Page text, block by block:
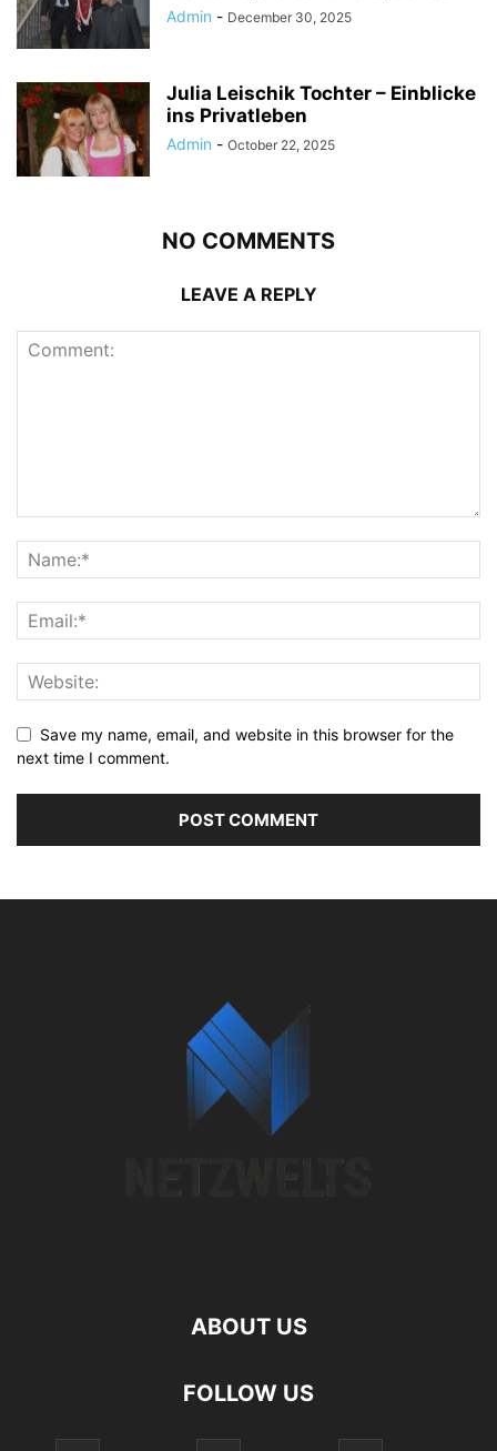
Admin - December 30, 2025
Julia Leischik Tochter – Einblicke
ins Privatleben
Admin - October 22, 2025
NO COMMENTS
LEAVE A REPLY
Save my name, email, and website in this browser for the
next time I comment.
ABOUT US
FOLLOW US